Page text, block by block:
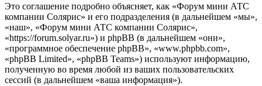
Это соглашение подробно объясняет, как «Форум мини АТС
компании Солярис» и его подразделения (в дальнейшем «мы»,
«наш», «Форум мини АТС компании Солярис»,
«https://forum.solyar.ru») и phpBB (в дальнейшем «они»,
«программное обеспечение phpBB», «www.phpbb.com»,
«phpBB Limited», «phpBB Teams») используют информацию,
полученную во время любой из ваших пользовательских
сессий (в дальнейшем «ваша информация»).